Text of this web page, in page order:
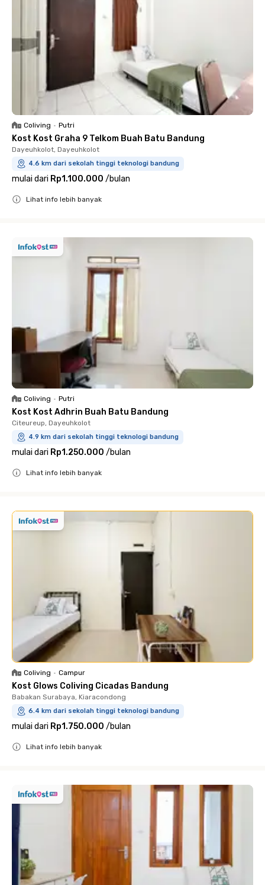
Coliving • Putri
Kost Kost Graha 9 Telkom Buah Batu Bandung
Dayeuhkolot, Dayeuhkolot
4.6 km dari sekolah tinggi teknologi bandung
mulai dari Rp1.100.000 /bulan
Lihat info lebih banyak
Coliving • Putri
Kost Kost Adhrin Buah Batu Bandung
Citeureup, Dayeuhkolot
4.9 km dari sekolah tinggi teknologi bandung
mulai dari Rp1.250.000 /bulan
Lihat info lebih banyak
Coliving • Campur
Kost Glows Coliving Cicadas Bandung
Babakan Surabaya, Kiaracondong
6.4 km dari sekolah tinggi teknologi bandung
mulai dari Rp1.750.000 /bulan
Lihat info lebih banyak